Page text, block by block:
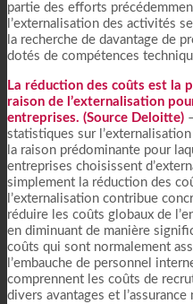
partie des efforts
l’externalisation des activités
la recherche de davantage de
dotés de compétences
La réduction des coûts est la
raison de l’externalisation
entreprises. (Source Deloitte)
statistiques sur
la raison prédominante pour
entreprises choisissent
simplement la réduction des
l’externalisation contribue
réduire les coûts globaux de
en diminuant de manière
coûts qui sont normalement
l’embauche de personnel
comprennent les coûts de
divers avantages et l’assurance